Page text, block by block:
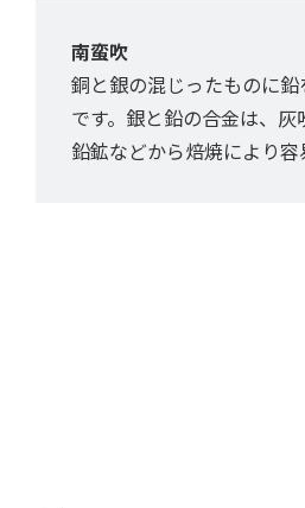
南蛮吹
銅と銀の混じったものに
です。銀と鉛の合金は、
鉛鉱などから焙焼により容